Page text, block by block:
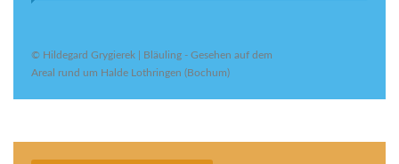
© Hildegard Grygierek | Bläuling - Gesehen auf dem
Areal rund um Halde Lothringen (Bochum)